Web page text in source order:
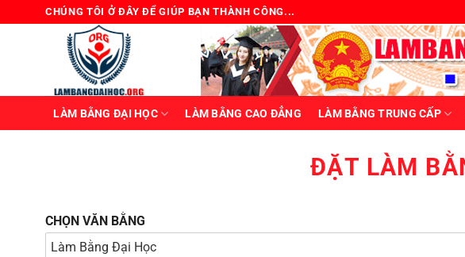
CHÚNG TÔI Ở ĐÂY ĐỂ GIÚP BẠN THÀNH CÔNG...
LÀM BẰNG ĐẠI HỌC LÀM BẰNG CAO ĐẲNG LÀM BẰNG TRUNG CẤP
ĐẶT LÀM
CHỌN VĂN BẰNG